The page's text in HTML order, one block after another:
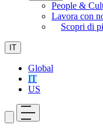
People &
Lavora con
Scopri di
IT
Global
IT
US